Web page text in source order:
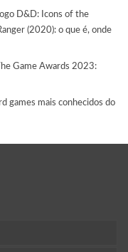
D&D: Icons of the
(2020): o que é, onde
The Game Awards 2023:
games mais conhecidos do